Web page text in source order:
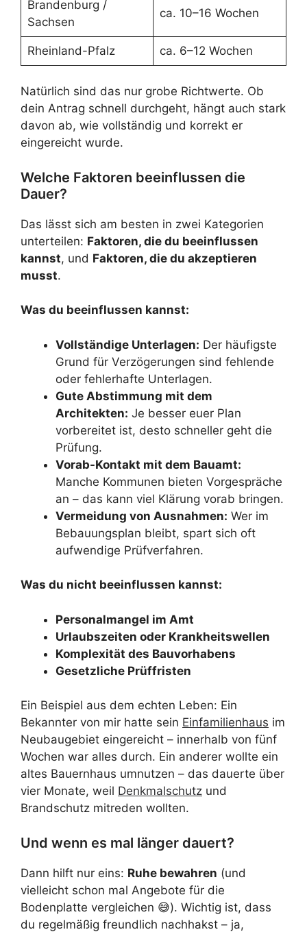
Brandenburg /
Sachsen
ca. 10–16 Wochen
Rheinland-Pfalz ca. 6–12 Wochen
Natürlich sind das nur grobe Richtwerte. Ob
dein Antrag schnell durchgeht, hängt auch stark
davon ab, wie vollständig und korrekt er
eingereicht wurde.
Welche Faktoren beeinflussen die
Dauer?
Das lässt sich am besten in zwei Kategorien
unterteilen: Faktoren, die du beeinflussen
kannst, und Faktoren, die du akzeptieren
musst.
Was du beeinflussen kannst:
Vollständige Unterlagen: Der häufigste
Grund für Verzögerungen sind fehlende
oder fehlerhafte Unterlagen.
Gute Abstimmung mit dem
Architekten: Je besser euer Plan
vorbereitet ist, desto schneller geht die
Prüfung.
Vorab-Kontakt mit dem Bauamt:
Manche Kommunen bieten Vorgespräche
an – das kann viel Klärung vorab bringen.
Vermeidung von Ausnahmen: Wer im
Bebauungsplan bleibt, spart sich oft
aufwendige Prüfverfahren.
Was du nicht beeinflussen kannst:
Personalmangel im Amt
Urlaubszeiten oder Krankheitswellen
Komplexität des Bauvorhabens
Gesetzliche Prüffristen
Ein Beispiel aus dem echten Leben: Ein
Bekannter von mir hatte sein Einfamilienhaus im
Neubaugebiet eingereicht – innerhalb von fünf
Wochen war alles durch. Ein anderer wollte ein
altes Bauernhaus umnutzen – das dauerte über
vier Monate, weil Denkmalschutz und
Brandschutz mitreden wollten.
Und wenn es mal länger dauert?
Dann hilft nur eins: Ruhe bewahren (und
vielleicht schon mal Angebote für die
Bodenplatte vergleichen 😅). Wichtig ist, dass
du regelmäßig freundlich nachhakst – ja,